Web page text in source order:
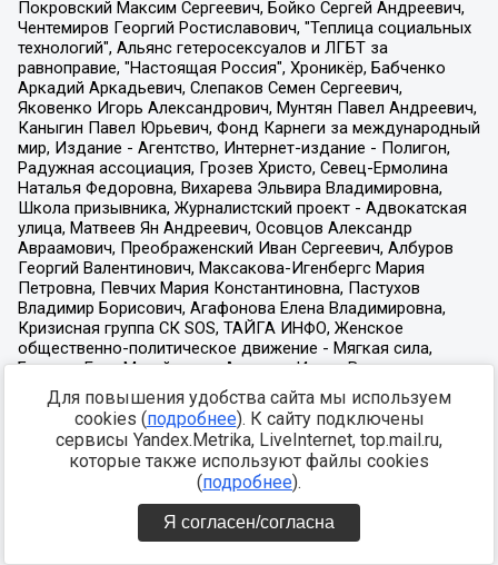
Для повышения удобства сайта мы используем
cookies (подробнее). К сайту подключены
сервисы Yandex.Metrika, LiveInternet, top.mail.ru,
которые также используют файлы cookies
(подробнее).
Я согласен/согласна